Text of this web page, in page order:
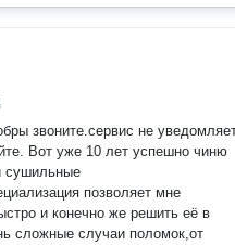
звоните.сервис не
Вот уже 10 лет успешно чиню
сушильные
позволяет мне
и конечно же решить её в